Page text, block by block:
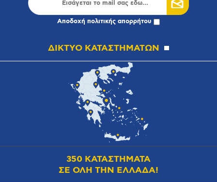
Αποδοχή πολιτικής απορρήτου
ΔΙΚΤΥΟ ΚΑΤΑΣΤΗΜΑΤΩΝ
350 ΚΑΤΑΣΤΗΜΑΤΑ
ΣΕ ΟΛΗ ΤΗΝ ΕΛΛΑΔΑ!